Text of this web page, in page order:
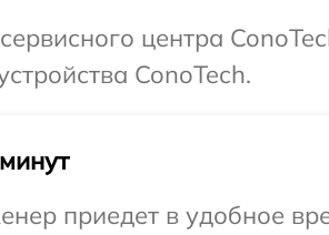
центра
ConoTech.
приедет в удобное